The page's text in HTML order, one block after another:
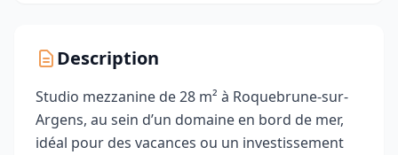
Description
Studio mezzanine de 28 m² à Roquebrune-sur-
Argens, au sein d’un domaine en bord de mer,
idéal pour des vacances ou un investissement